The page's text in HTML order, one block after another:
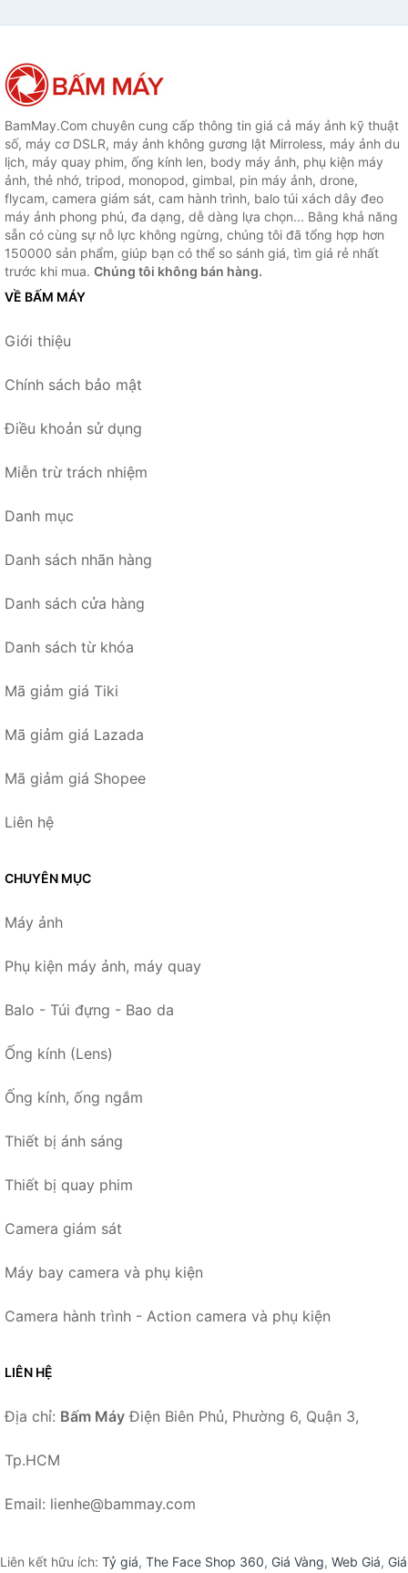
BamMay.Com chuyên cung cấp thông tin giá cả máy ảnh kỹ thuật
số, máy cơ DSLR, máy ảnh không gương lật Mirroless, máy ảnh du
lịch, máy quay phim, ống kính len, body máy ảnh, phụ kiện máy
ảnh, thẻ nhớ, tripod, monopod, gimbal, pin máy ảnh, drone,
flycam, camera giám sát, cam hành trình, balo túi xách dây đeo
máy ảnh phong phú, đa dạng, dễ dàng lựa chọn... Bằng khả năng
sẵn có cùng sự nỗ lực không ngừng, chúng tôi đã tổng hợp hơn
150000 sản phẩm, giúp bạn có thể so sánh giá, tìm giá rẻ nhất
trước khi mua. Chúng tôi không bán hàng.
VỀ BẤM MÁY
Giới thiệu
Chính sách bảo mật
Điều khoản sử dụng
Miễn trừ trách nhiệm
Danh mục
Danh sách nhãn hàng
Danh sách cửa hàng
Danh sách từ khóa
Mã giảm giá Tiki
Mã giảm giá Lazada
Mã giảm giá Shopee
Liên hệ
CHUYÊN MỤC
Máy ảnh
Phụ kiện máy ảnh, máy quay
Balo - Túi đựng - Bao da
Ống kính (Lens)
Ống kính, ống ngắm
Thiết bị ánh sáng
Thiết bị quay phim
Camera giám sát
Máy bay camera và phụ kiện
Camera hành trình - Action camera và phụ kiện
LIÊN HỆ
Địa chỉ: Bấm Máy Điện Biên Phủ, Phường 6, Quận 3,
Tp.HCM
Email: lienhe@bammay.com
Liên kết hữu ích: Tỷ giá, The Face Shop 360, Giá Vàng, Web Giá, Giá